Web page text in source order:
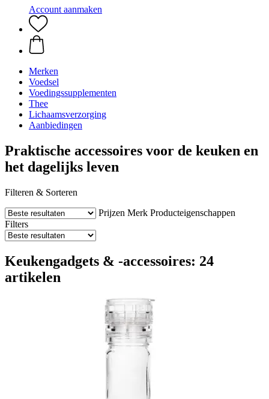
Account aanmaken
Merken
Voedsel
Voedingssupplementen
Thee
Lichaamsverzorging
Aanbiedingen
Praktische accessoires voor de keuken en
het dagelijks leven
Filteren & Sorteren
Prijzen Merk Producteigenschappen
Filters
Keukengadgets & -accessoires: 24
artikelen